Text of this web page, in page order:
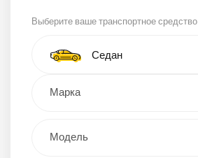
Выберите ваше транспортное средство
Тип автомобиля
Седан
Кроссовер